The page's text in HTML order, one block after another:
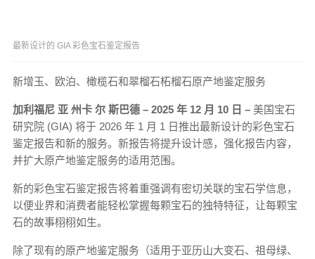
最新设计的 GIA 彩色宝石鉴定报告
新增玉、欧泊、橄榄石和翠榴石柘榴石原产地鉴定服务
加利福尼 亚 州卡 尔 斯巴德 – 2025 年 12 月 10 日 – 美国宝石
研究院 (GIA) 将于 2026 年 1 月 1 日推出最新设计的彩色宝石
鉴定报告和新的服务。新报告将提升设计感，强化报告内容，
并扩大原产地鉴定服务的适用范围。
新的彩色宝石鉴定报告将着重强调有密切关联的宝石学信息，
以便业界和消费者能轻松掌握每颗宝石的独特特征，让每颗宝
石的故事栩栩如生。
除了现有的原产地鉴定服务（适用于亚历山大变石、祖母绿、